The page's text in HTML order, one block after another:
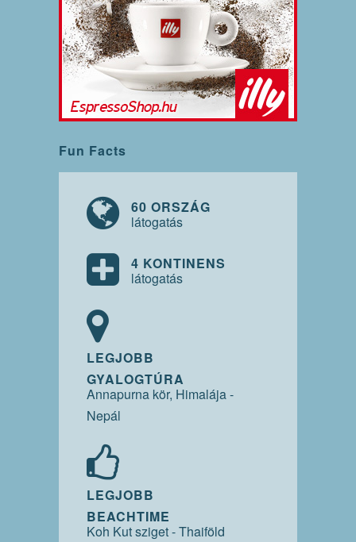
Fun Facts
60 ORSZÁG
látogatás
4 KONTINENS
látogatás
LEGJOBB
GYALOGTÚRA
Annapurna kör, Himalája -
Nepál
LEGJOBB
BEACHTIME
Koh Kut sziget - Thaiföld